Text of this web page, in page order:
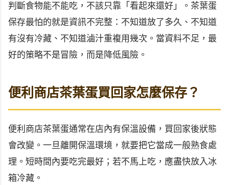
判斷食物能不能吃，不該只靠「看起來還好」。茶葉蛋
保存最怕的就是資訊不完整：不知道放了多久、不知道
有沒有冷藏、不知道滷汁重複用幾次。當資料不足，最
好的策略不是冒險，而是降低風險。
便利商店茶葉蛋買回家怎麼保存？
便利商店茶葉蛋通常在店內有保溫設備，買回家後狀態
會改變。一旦離開保溫環境，就要把它當成一般熟食處
理。短時間內要吃完最好；若不馬上吃，應盡快放入冰
箱冷藏。